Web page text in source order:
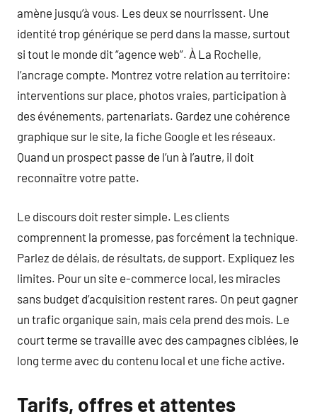
amène jusqu’à vous. Les deux se nourrissent. Une
identité trop générique se perd dans la masse, surtout
si tout le monde dit “agence web”. À La Rochelle,
l’ancrage compte. Montrez votre relation au territoire:
interventions sur place, photos vraies, participation à
des événements, partenariats. Gardez une cohérence
graphique sur le site, la fiche Google et les réseaux.
Quand un prospect passe de l’un à l’autre, il doit
reconnaître votre patte.
Le discours doit rester simple. Les clients
comprennent la promesse, pas forcément la technique.
Parlez de délais, de résultats, de support. Expliquez les
limites. Pour un site e-commerce local, les miracles
sans budget d’acquisition restent rares. On peut gagner
un trafic organique sain, mais cela prend des mois. Le
court terme se travaille avec des campagnes ciblées, le
long terme avec du contenu local et une fiche active.
Tarifs, offres et attentes